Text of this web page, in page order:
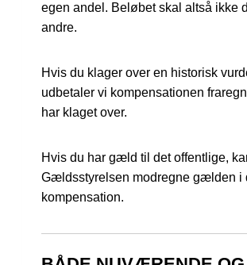
egen andel. Beløbet skal altså ikke
andre.
Hvis du klager over en historisk
udbetaler vi kompensationen
har klaget over.
Hvis du har gæld til det offentlige,
Gældsstyrelsen modregne gælden i
kompensation.